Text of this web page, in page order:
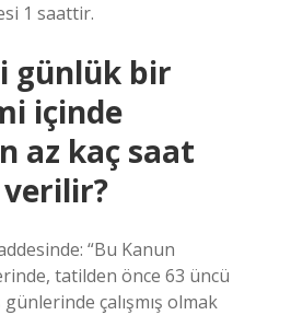
1 saattir.
günlük bir
içinde
az kaç saat
“Bu Kanun
tatilden önce 63 üncü
çalışmış olmak